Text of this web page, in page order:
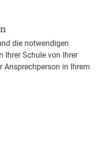
die notwendigen
Ihrer Schule von Ihrer
Ansprechperson in Ihrem